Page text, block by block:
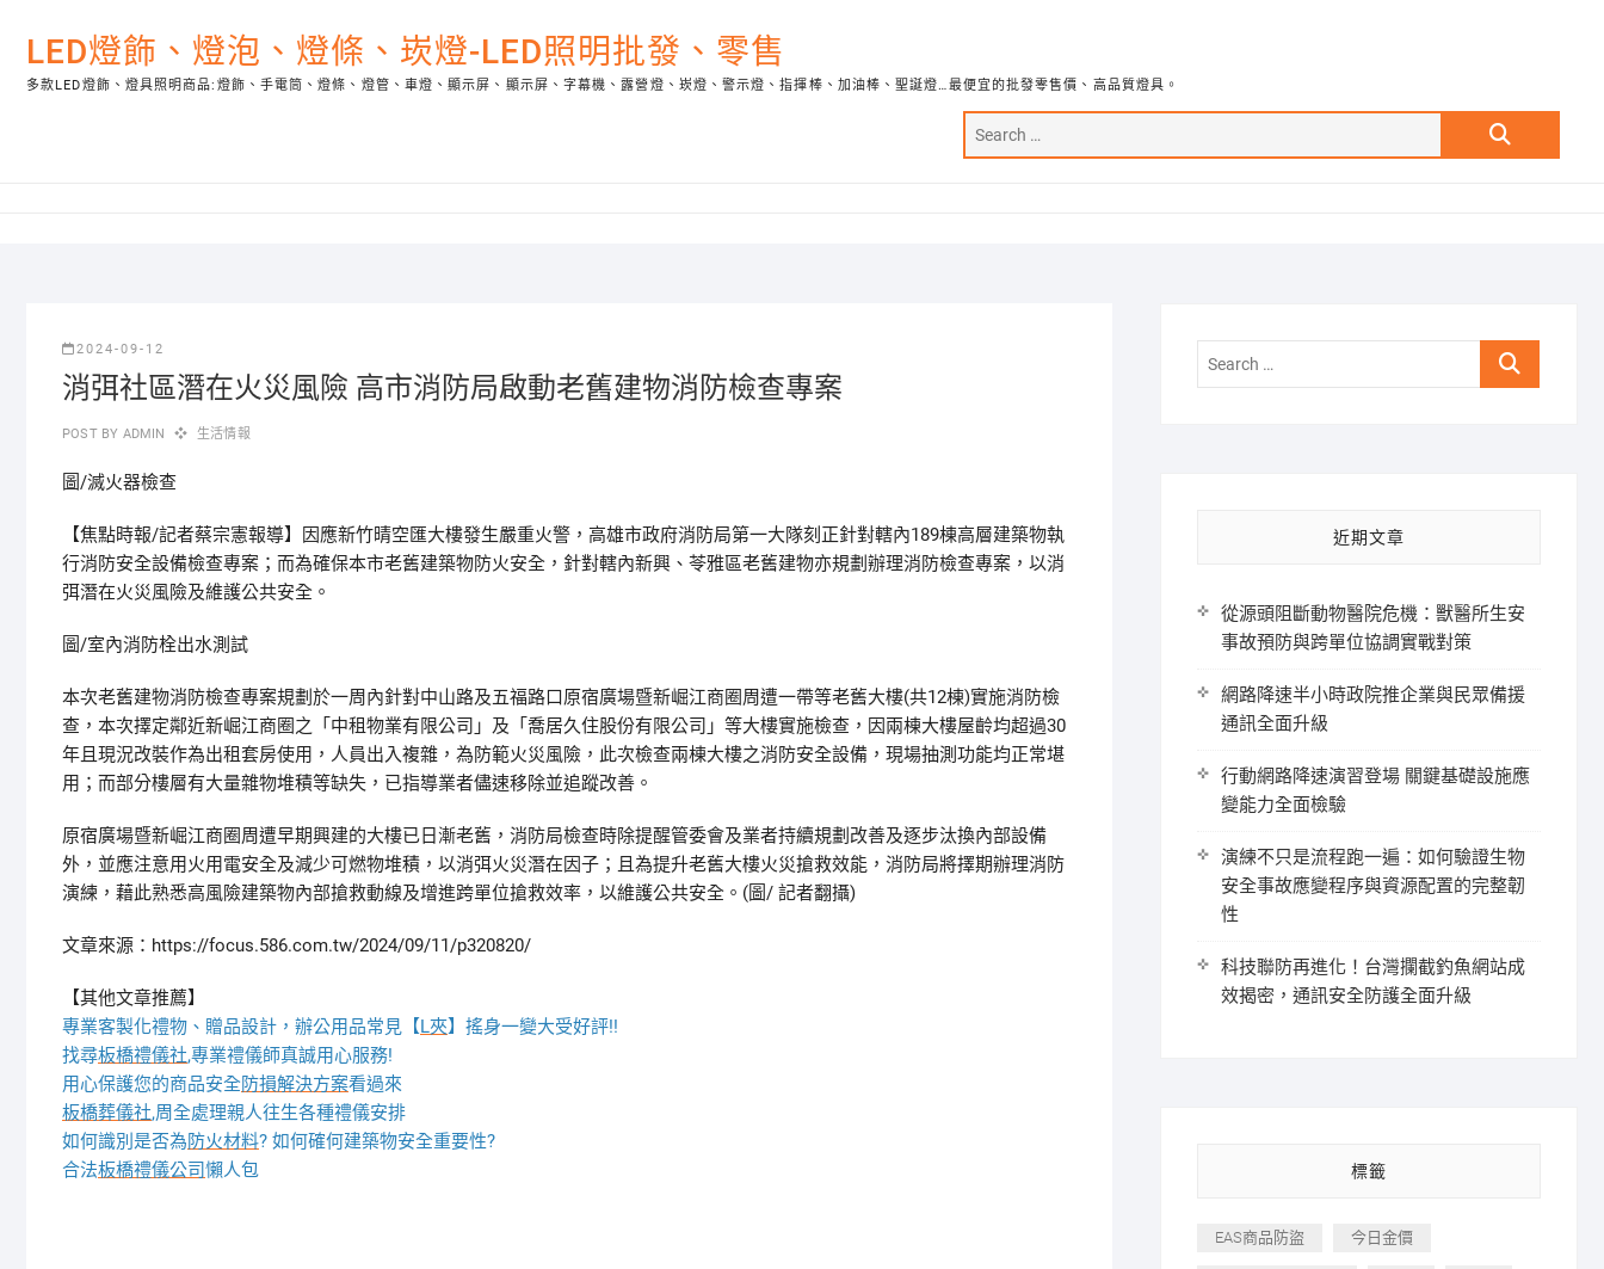
contentLED燈飾、燈泡、燈條、崁燈-LED照明批發、零售
多款LED燈飾、燈具照明商品:燈飾、手電筒、燈條、燈管、車燈、顯示屏、顯示屏、字幕機、露營燈、崁燈、警示燈、指揮棒、加油棒、聖誕燈…最便宜的批發零售價、高品質燈具。
Search
2024-09-12
消弭社區潛在火災風險 高市消防局啟動老舊建物消防檢查專案
POST BY ADMIN 生活情報
圖/滅火器檢查
【焦點時報/記者蔡宗憲報導】因應新竹晴空匯大樓發生嚴重火警，高雄市政府消防局第一大隊刻正針對轄內189棟高層建築物執
行消防安全設備檢查專案；而為確保本市老舊建築物防火安全，針對轄內新興、苓雅區老舊建物亦規劃辦理消防檢查專案，以消
弭潛在火災風險及維護公共安全。
圖/室內消防栓出水測試
本次老舊建物消防檢查專案規劃於一周內針對中山路及五福路口原宿廣場暨新崛江商圈周遭一帶等老舊大樓(共12棟)實施消防檢
查，本次擇定鄰近新崛江商圈之「中租物業有限公司」及「喬居久住股份有限公司」等大樓實施檢查，因兩棟大樓屋齡均超過30
年且現況改裝作為出租套房使用，人員出入複雜，為防範火災風險，此次檢查兩棟大樓之消防安全設備，現場抽測功能均正常堪
用；而部分樓層有大量雜物堆積等缺失，已指導業者儘速移除並追蹤改善。
原宿廣場暨新崛江商圈周遭早期興建的大樓已日漸老舊，消防局檢查時除提醒管委會及業者持續規劃改善及逐步汰換內部設備
外，並應注意用火用電安全及減少可燃物堆積，以消弭火災潛在因子；且為提升老舊大樓火災搶救效能，消防局將擇期辦理消防
演練，藉此熟悉高風險建築物內部搶救動線及增進跨單位搶救效率，以維護公共安全。(圖/ 記者翻攝)
文章來源：https://focus.586.com.tw/2024/09/11/p320820/
【其他文章推薦】
專業客製化禮物、贈品設計，辦公用品常見【L夾】搖身一變大受好評!!
找尋板橋禮儀社,專業禮儀師真誠用心服務!
用心保護您的商品安全防損解決方案看過來
板橋葬儀社,周全處理親人往生各種禮儀安排
如何識別是否為防火材料? 如何確何建築物安全重要性?
合法板橋禮儀公司懶人包
Search
近期文章
從源頭阻斷動物醫院危機：獸醫所生安
事故預防與跨單位協調實戰對策
網路降速半小時政院推企業與民眾備援
通訊全面升級
行動網路降速演習登場 關鍵基礎設施應
變能力全面檢驗
演練不只是流程跑一遍：如何驗證生物
安全事故應變程序與資源配置的完整韌
性
科技聯防再進化！台灣攔截釣魚網站成
效揭密，通訊安全防護全面升級
標籤
EAS商品防盜 今日金價